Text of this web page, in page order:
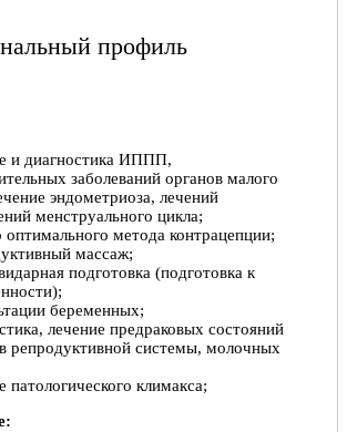
профиль
и диагностика ИППП,
заболеваний органов малого
эндометриоза, лечений
менструального цикла;
оптимального метода контрацепции;
массаж;
подготовка (подготовка к
беременных;
лечение предраковых состояний
репродуктивной системы, молочных
патологического климакса;